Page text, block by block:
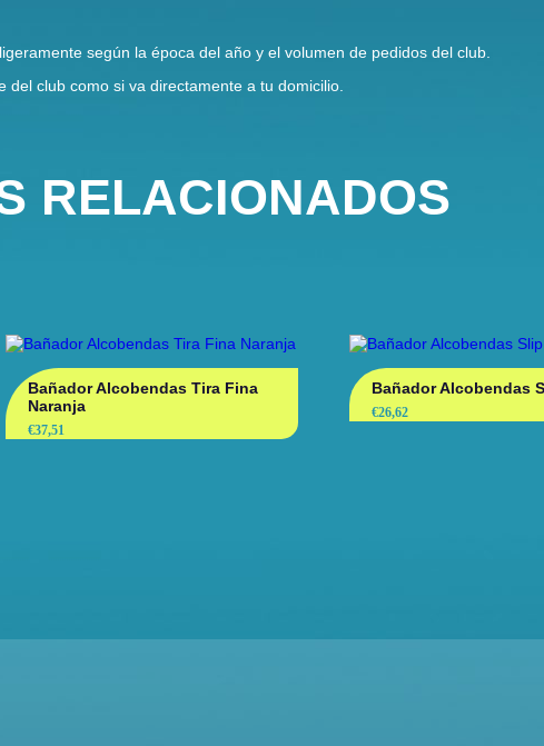
según la época del año y el volumen de pedidos del club.
club como si va directamente a tu domicilio.
RELACIONADOS
Bañador Alcobendas Tira Fina
Naranja
€37,51
Bañador Alcobendas
€26,62